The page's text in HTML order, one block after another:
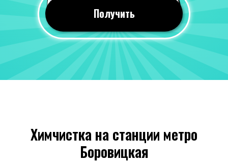
24 июля 2026
Все понравилось, оперативно почистили
вещи. Качество мне понравилось, со всеми
пятнами справились!
Отзыв 2GIS
Всегда приветливый персонал, часто к
ним хожу, вещи чистят хорошо. Цены
вполне демократичные. Рекомендую
Получить
Химчистка на станции метро
Боровицкая